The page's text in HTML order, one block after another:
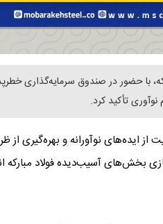
تأکید کرد.
از ایده‌های نوآورانه و
بخش‌های آسیب‌دیده فولاد مبارکه